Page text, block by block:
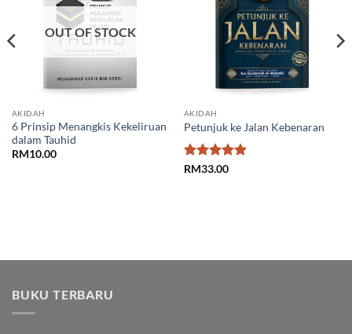
OUT OF STOCK
AKIDAH
6 Prinsip Menangkis Kekeliruan
dalam Tauhid
RM10.00
AKIDAH
Petunjuk ke Jalan Kebenaran
Rated5
RM33.00
BUKU TERBARU